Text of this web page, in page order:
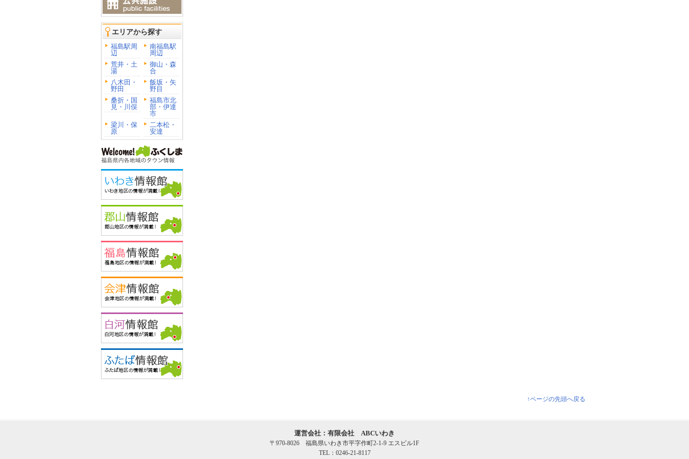
エリアから探す
福島駅周
辺
南福島駅
周辺
荒井・土
湯
御山・森
合
八木田・
野田
飯坂・矢
野目
桑折・国
見・川俣
福島市北
部・伊達
市
梁川・保
原
二本松・
安達
↑ページの先頭へ戻る
運営会社：有限会社 ABCいわき
〒970-8026 福島県いわき市平字作町2-1-9 エスビル1F
TEL：0246-21-8117